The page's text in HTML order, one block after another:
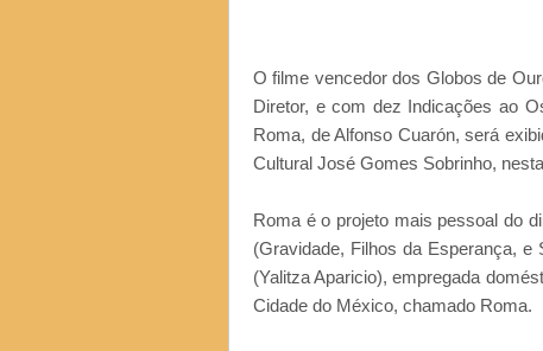
O filme vencedor dos Globos de
Diretor, e com dez Indicações ao
Roma, de Alfonso Cuarón, será
Cultural José Gomes Sobrinho,
Roma é o projeto mais pessoal do
(Gravidade, Filhos da Esperança, e
(Yalitza Aparicio), empregada
Cidade do México, chamado Roma.